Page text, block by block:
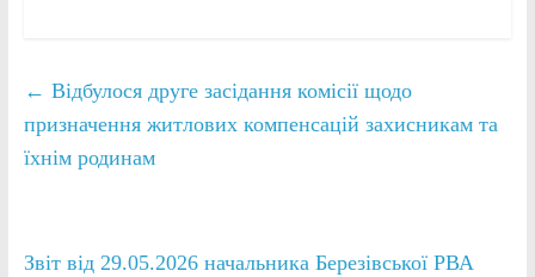
← Відбулося друге засідання комісії щодо
призначення житлових компенсацій захисникам та
їхнім родинам
Звіт від 29.05.2026 начальника Березівської РВА